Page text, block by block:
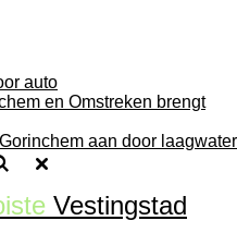
auto
en Omstreken brengt
aan door laagwater
Vestingstad